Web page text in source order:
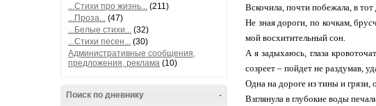
...Стихи про жизнь... (211)
...Проза... (47)
...Белые стихи... (32)
...Стихи песен... (30)
Административные сообщения,
предложения, реклама (10)
-
Поиск по дневнику
Вскочила, почти побежала, в
Не зная дороги, по кочкам,
мой восхитительный сон.
А я задыхаюсь, глаза
созреет – пойдет не раздумав,
Одна на дороге из тины и
Взглянула в глубокие воды